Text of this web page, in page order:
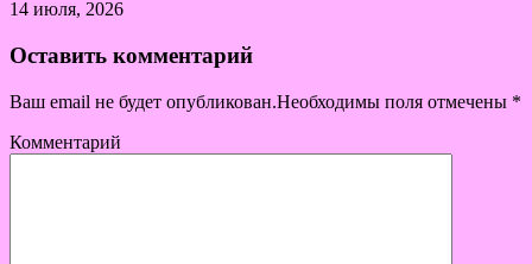
14 июля, 2026
Оставить комментарий
Ваш email не будет опубликован.Необходимы поля отмечены *
Комментарий